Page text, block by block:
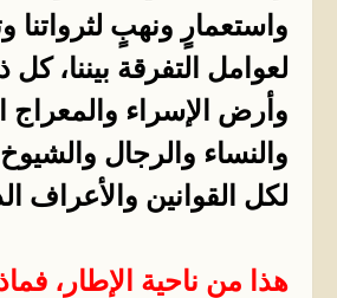
واستعمارٍ ونهبٍ لثرواتنا
لعوامل التفرقة
وأرض الإسراء والمعراج
والنساء والرجال
لكل القوانين والأعراف
هذا من ناحية الإطار،